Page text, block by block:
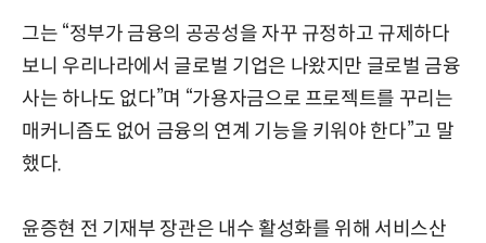
그는 “정부가 금융의 공공성을 자꾸 규정하고 규제하다
보니 우리나라에서 글로벌 기업은 나왔지만 글로벌 금융
사는 하나도 없다”며 “가용자금으로 프로젝트를 꾸리는
매커니즘도 없어 금융의 연계 기능을 키워야 한다”고 말
했다.
윤증현 전 기재부 장관은 내수 활성화를 위해 서비스산